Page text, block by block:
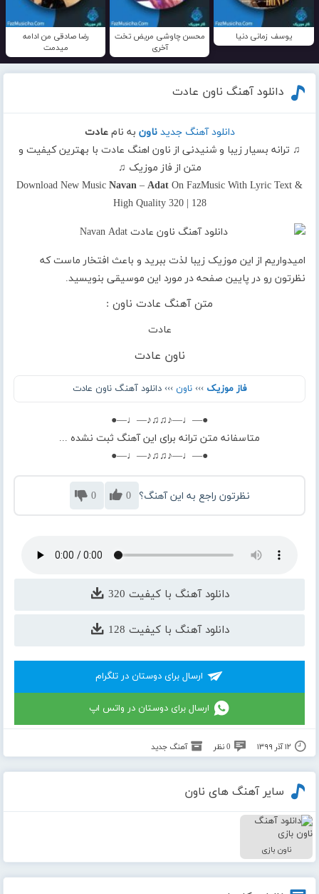
یوسف زمانی دنیا
محسن چاوشی مریض تخت
آخری
رضا صادقی من ادامه
میدمت
دانلود آهنگ ناون عادت
دانلود آهنگ جدید ناون به نامعادت
♫ ترانه بسیار زیبا و شنیدنی از ناون اهنگ عادت با بهترین کیفیت و
متن از فاز موزیک ♫
Download New Music Navan – Adat On FazMusic With Lyric Text &
High Quality 320 | 128
امیدواریم از این موزیک زیبا لذت ببرید و باعث افتخار ماست که
نظرتون رو در پایین صفحه در مورد این موسیقی بنویسید.
متن آهنگ عادت ناون :
عادت
ناون عادت
فاز موزیک ›››ناون ››› دانلود آهنگ ناون عادت
●—♩—♪♫♫♪—♩—●
متاسفانه متن ترانه برای این آهنگ ثبت نشده ...
●—♩—♪♫♫♪—♩—●
نظرتون راجع به این آهنگ؟ 0
0
دانلود آهنگ با کیفیت 320
دانلود آهنگ با کیفیت 128
ارسال برای دوستان در تلگرام
ارسال برای دوستان در واتس اپ
۱۲ آذر ۱۳۹۹ 0 نظر آهنگ جدید
سایر آهنگ های ناون
ناون بازی